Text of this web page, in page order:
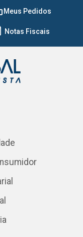
Meus Pedidos
Notas Fiscais